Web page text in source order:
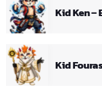
Kid Ken –
Kid